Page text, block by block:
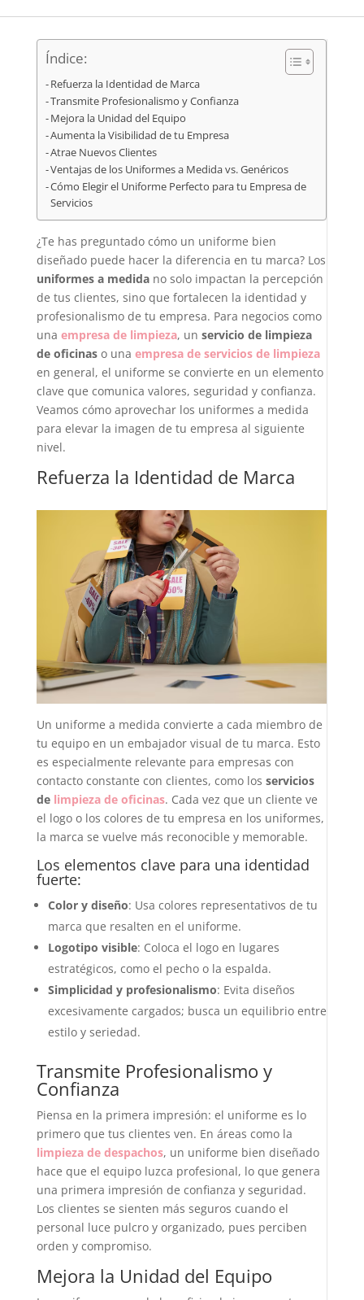
Índice:
Refuerza la Identidad de Marca
Transmite Profesionalismo y Confianza
Mejora la Unidad del Equipo
Aumenta la Visibilidad de tu Empresa
Atrae Nuevos Clientes
Ventajas de los Uniformes a Medida vs. Genéricos
Cómo Elegir el Uniforme Perfecto para tu Empresa de
Servicios
¿Te has preguntado cómo un uniforme bien
diseñado puede hacer la diferencia en tu marca? Los
uniformes a medidano solo impactan la percepción
de tus clientes, sino que fortalecen la identidad y
profesionalismo de tu empresa. Para negocios como
una empresa de limpieza, un servicio de limpieza
de oficinaso una empresa de servicios de limpieza
en general, el uniforme se convierte en un elemento
clave que comunica valores, seguridad y confianza.
Veamos cómo aprovechar los uniformes a medida
para elevar la imagen de tu empresa al siguiente
nivel.
Refuerza la Identidad de Marca
Un uniforme a medida convierte a cada miembro de
tu equipo en un embajador visual de tu marca. Esto
es especialmente relevante para empresas con
contacto constante con clientes, como los servicios
de limpieza de oficinas. Cada vez que un cliente ve
el logo o los colores de tu empresa en los uniformes,
la marca se vuelve más reconocible y memorable.
Los elementos clave para una identidad
fuerte:
Color y diseño: Usa colores representativos de tu
marca que resalten en el uniforme.
Logotipo visible: Coloca el logo en lugares
estratégicos, como el pecho o la espalda.
Simplicidad y profesionalismo: Evita diseños
excesivamente cargados; busca un equilibrio entre
estilo y seriedad.
Transmite Profesionalismo y
Confianza
Piensa en la primera impresión: el uniforme es lo
primero que tus clientes ven. En áreas como la
limpieza de despachos, un uniforme bien diseñado
hace que el equipo luzca profesional, lo que genera
una primera impresión de confianza y seguridad.
Los clientes se sienten más seguros cuando el
personal luce pulcro y organizado, pues perciben
orden y compromiso.
Mejora la Unidad del Equipo